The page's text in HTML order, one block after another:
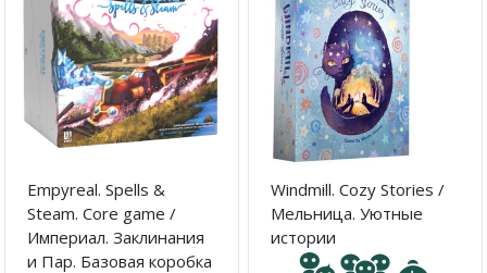
Empyreal. Spells &
Steam. Core game /
Империал. Заклинания
и Пар. Базовая коробка
Windmill. Cozy Stories /
Мельница. Уютные
истории